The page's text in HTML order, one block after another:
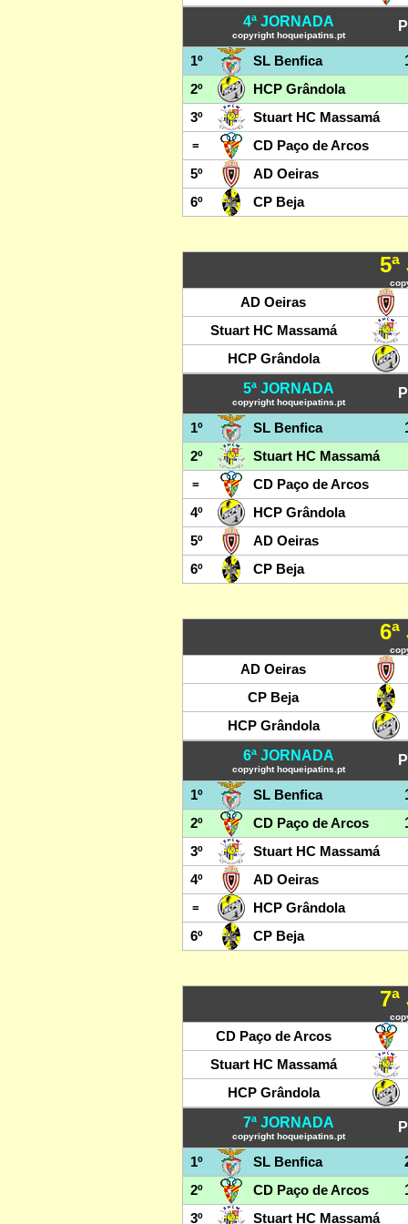
4ª JORNADA
copyright hoqueipatins.pt
1º SL Benfica
2º
HCP Grândola
3º
Stuart HC Massamá
=
CD Paço de Arcos
5º
AD Oeiras
6º
CP Beja
AD Oeiras
Stuart HC Massamá
HCP Grândola
5ª JORNADA
copyright hoqueipatins.pt
1º SL Benfica
2º Stuart HC Massamá
=
CD Paço de Arcos
4º
HCP Grândola
5º
AD Oeiras
6º
CP Beja
AD Oeiras
CP Beja
HCP Grândola
6ª JORNADA
copyright hoqueipatins.pt
1º SL Benfica
2º CD Paço de Arcos
3º
Stuart HC Massamá
4º
AD Oeiras
=
HCP Grândola
6º
CP Beja
CD Paço de Arcos
Stuart HC Massamá
HCP Grândola
7ª JORNADA
copyright hoqueipatins.pt
1º SL Benfica
2º CD Paço de Arcos
3º Stuart HC Massamá